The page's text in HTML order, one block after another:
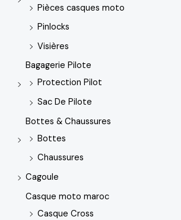
Pièces casques moto
Pinlocks
Visières
Bagagerie Pilote
Protection Pilot
Sac De Pilote
Bottes & Chaussures
Bottes
Chaussures
Cagoule
Casque moto maroc
Casque Cross